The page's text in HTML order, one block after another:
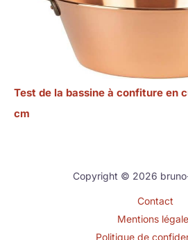
Test de la bassine à confiture en
cm
Copyright © 2026
Contact
Mentions
Politique de